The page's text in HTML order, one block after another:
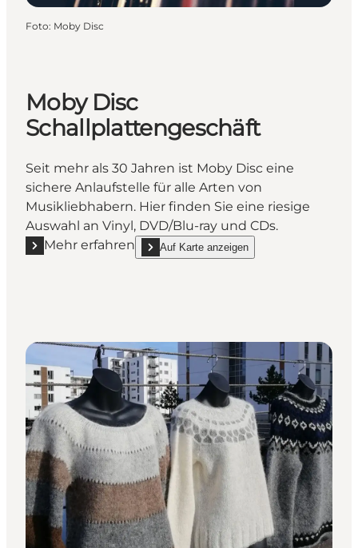
Foto: Moby Disc
Moby Disc
Schallplattengeschäft
Seit mehr als 30 Jahren ist Moby Disc eine
sichere Anlaufstelle für alle Arten von
Musikliebhabern. Hier finden Sie eine riesige
Auswahl an Vinyl, DVD/Blu-ray und CDs.
Mehr erfahren
Mehr erfahren "Moby Disc Schallplattengeschäft"
Auf Karte anzeigen
show Moby Disc Schallplattengeschäft